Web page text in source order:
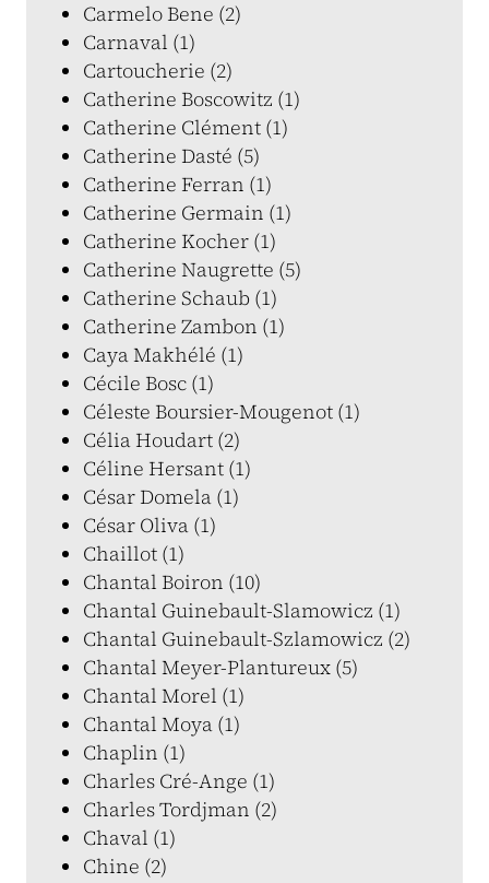
Carmelo Bene (2)
Carnaval (1)
Cartoucherie (2)
Catherine Boscowitz (1)
Catherine Clément (1)
Catherine Dasté (5)
Catherine Ferran (1)
Catherine Germain (1)
Catherine Kocher (1)
Catherine Naugrette (5)
Catherine Schaub (1)
Catherine Zambon (1)
Caya Makhélé (1)
Cécile Bosc (1)
Céleste Boursier-Mougenot (1)
Célia Houdart (2)
Céline Hersant (1)
César Domela (1)
César Oliva (1)
Chaillot (1)
Chantal Boiron (10)
Chantal Guinebault-Slamowicz (1)
Chantal Guinebault-Szlamowicz (2)
Chantal Meyer-Plantureux (5)
Chantal Morel (1)
Chantal Moya (1)
Chaplin (1)
Charles Cré-Ange (1)
Charles Tordjman (2)
Chaval (1)
Chine (2)